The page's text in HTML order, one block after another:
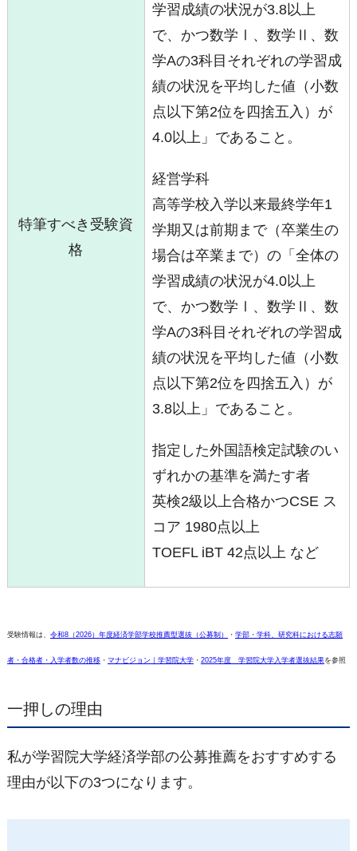
特筆すべき受験資
格
学習成績の状況が3.8以上
で、かつ数学Ⅰ、数学Ⅱ、数
学Aの3科目それぞれの学習成
績の状況を平均した値（小数
点以下第2位を四捨五入）が
4.0以上」であること。
経営学科
高等学校入学以来最終学年1
学期又は前期まで（卒業生の
場合は卒業まで）の「全体の
学習成績の状況が4.0以上
で、かつ数学Ⅰ、数学Ⅱ、数
学Aの3科目それぞれの学習成
績の状況を平均した値（小数
点以下第2位を四捨五入）が
3.8以上」であること。
指定した外国語検定試験のい
ずれかの基準を満たす者
英検2級以上合格かつCSE ス
コア 1980点以上
TOEFL iBT 42点以上 など
受験情報は、 令和8（2026）年度経済学部学校推薦型選抜（公募制） ・ 学部・学科、研究科における志願
者・合格者・入学者数の推移・ マナビジョン｜学習院大学・ 2025年度 学習院⼤学⼊学者選抜結果を参照
一押しの理由
私が学習院大学経済学部の公募推薦をおすすめする
理由が以下の3つになります。